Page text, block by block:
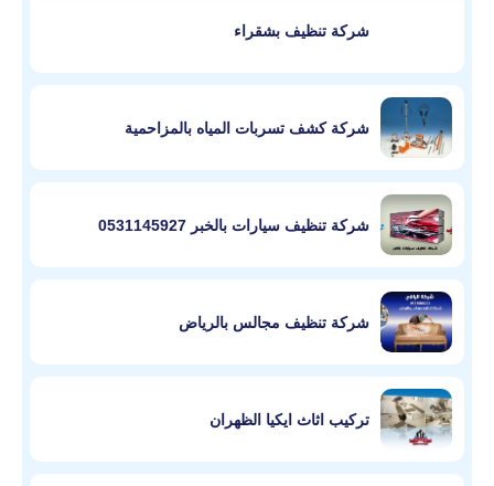
شركة تنظيف بشقراء
شركة كشف تسربات المياه بالمزاحمية
شركة تنظيف سيارات بالخبر 0531145927
شركة تنظيف مجالس بالرياض
تركيب اثاث ايكيا الظهران